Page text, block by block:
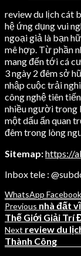
review du lịch cát
hệ ứng dụng vui
ngoại giả là bạn
mê hợp. Từ phần
mang đến tới cá
3 ngày 2 đêm sở
nhập cuộc trải
công nghệ tiên
nhiều người trong
một dấu ấn quan
đêm trong lòng
Sitemap:https://
Inbox tele :
WhatsApp Facebook
Previous nhà đất
Thế Giới Giải Trí
Next review du
Thành Công